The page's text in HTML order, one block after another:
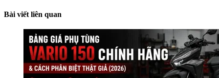
Bài viết liên quan